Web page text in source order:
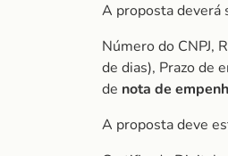
A proposta deverá
Número do CNPJ,
de dias), Prazo de
de nota de
A proposta deve